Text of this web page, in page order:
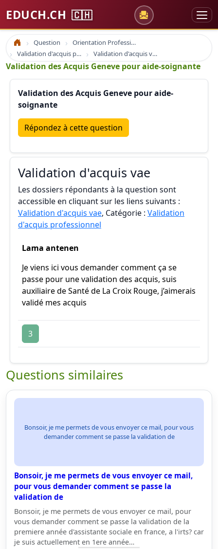
EDUCH.CH 🇨🇭
Accueil Question
Orientation Professionnelle
Validation d'acquis professionnel
Validation d'acquis vae
Validation des Acquis Geneve pour aide-soignante
Validation des Acquis Geneve pour aide-
soignante
Répondez à cette question
Validation d'acquis vae
Les dossiers répondants à la question sont
accessible en cliquant sur les liens suivants :
Validation d'acquis vae, Catégorie : Validation
d'acquis professionnel
Lama antenen
Je viens ici vous demander comment ça se
passe pour une validation des acquis, suis
auxiliaire de Santé de La Croix Rouge, j’aimerais
validé mes acquis
3
Questions similaires
Bonsoir, je me permets de vous envoyer ce mail, pour vous
demander comment se passe la validation de
Bonsoir, je me permets de vous envoyer ce mail,
pour vous demander comment se passe la
validation de
Bonsoir, je me permets de vous envoyer ce mail, pour
vous demander comment se passe la validation de la
premiere année d'assistante sociale en france, a l'irts? car
je suis actuellement en 1ere année…